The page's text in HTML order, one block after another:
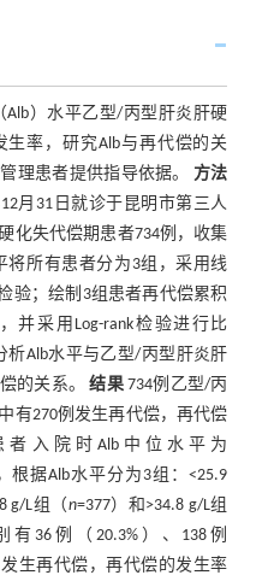
）水平乙型/丙型肝炎肝硬
率，研究Alb与再代偿的关
理患者提供指导依据。 方法
月31日就诊于昆明市第三人
化失代偿期患者734例，收集
将所有患者分为3组，采用线
验；绘制3组患者再代偿累积
并采用Log-rank检验进行比
析Alb水平与乙型/丙型肝炎肝
的关系。结果734例乙型/丙
有270例发生再代偿，再代偿
者入院时Alb中位水平为
根据Alb水平分为3组：<25.9
g/L组（n=377）和>34.8 g/L组
36例（20.3%）、138例
发生再代偿，再代偿的发生率